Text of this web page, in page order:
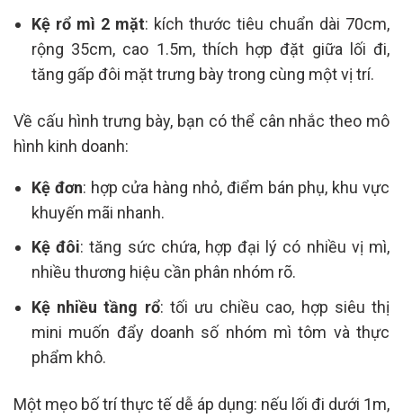
Kệ rổ mì 2 mặt: kích thước tiêu chuẩn dài 70cm,
rộng 35cm, cao 1.5m, thích hợp đặt giữa lối đi,
tăng gấp đôi mặt trưng bày trong cùng một vị trí.
Về cấu hình trưng bày, bạn có thể cân nhắc theo mô
hình kinh doanh:
Kệ đơn: hợp cửa hàng nhỏ, điểm bán phụ, khu vực
khuyến mãi nhanh.
Kệ đôi: tăng sức chứa, hợp đại lý có nhiều vị mì,
nhiều thương hiệu cần phân nhóm rõ.
Kệ nhiều tầng rổ: tối ưu chiều cao, hợp siêu thị
mini muốn đẩy doanh số nhóm mì tôm và thực
phẩm khô.
Một mẹo bố trí thực tế dễ áp dụng: nếu lối đi dưới 1m,